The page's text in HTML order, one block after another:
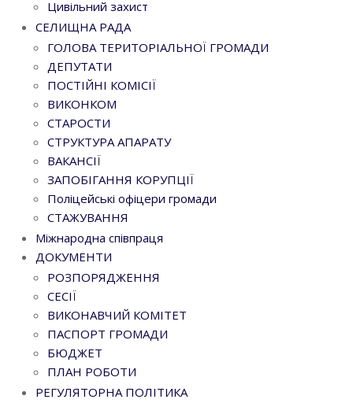
Цивільний захист
СЕЛИЩНА РАДА
ГОЛОВА ТЕРИТОРІАЛЬНОЇ ГРОМАДИ
ДЕПУТАТИ
ПОСТІЙНІ КОМІСІЇ
ВИКОНКОМ
СТАРОСТИ
СТРУКТУРА АПАРАТУ
ВАКАНСІЇ
ЗАПОБІГАННЯ КОРУПЦІЇ
Поліцейські офіцери громади
СТАЖУВАННЯ
Міжнародна співпраця
ДОКУМЕНТИ
РОЗПОРЯДЖЕННЯ
СЕСІЇ
ВИКОНАВЧИЙ КОМІТЕТ
ПАСПОРТ ГРОМАДИ
БЮДЖЕТ
ПЛАН РОБОТИ
РЕГУЛЯТОРНА ПОЛІТИКА